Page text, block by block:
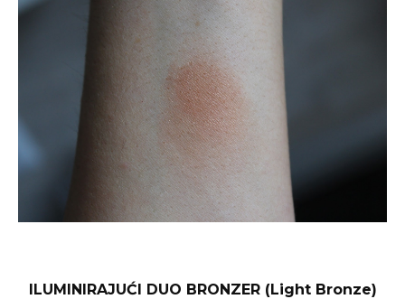
ILUMINIRAJUĆI DUO BRONZER (Light Bronze)